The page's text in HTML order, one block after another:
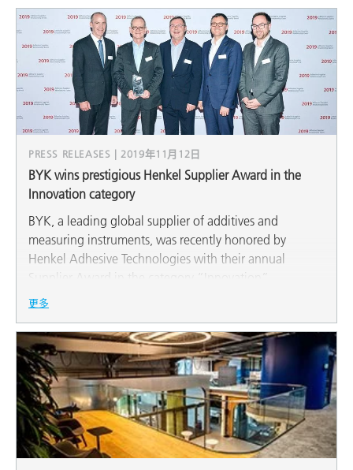
PRESS RELEASES | 2019年11月12日
BYK wins prestigious Henkel Supplier Award in the
Innovation category
BYK, a leading global supplier of additives and
measuring instruments, was recently honored by
Henkel Adhesive Technologies with their annual
Supplier Award in the category “Innovation”.
更多